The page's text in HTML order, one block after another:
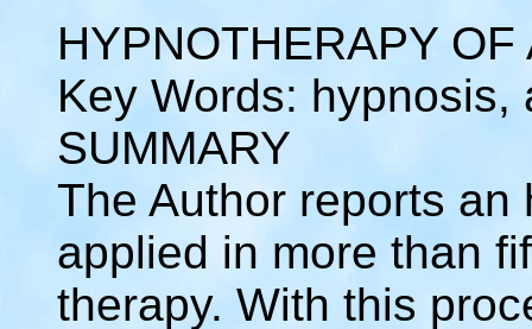
HYPNOTHERAPY
Key Words: hypnosis,
SUMMARY
The Author reports
applied in more than
therapy. With this